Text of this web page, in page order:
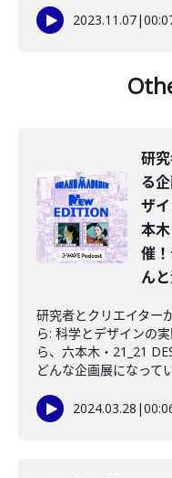
2023.11.07|
研
る
ザ
本
催
ん
研究者とクリエイター
ら: 科学とデザインの
ら、六本木・21_21
どんな企画展になって
2024.03.28 |